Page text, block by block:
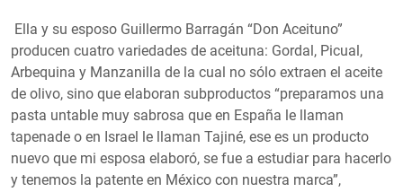
Ella y su esposo Guillermo Barragán “Don Aceituno”
producen cuatro variedades de aceituna: Gordal, Picual,
Arbequina y Manzanilla de la cual no sólo extraen el aceite
de olivo, sino que elaboran subproductos “preparamos una
pasta untable muy sabrosa que en España le llaman
tapenade o en Israel le llaman Tajiné, ese es un producto
nuevo que mi esposa elaboró, se fue a estudiar para hacerlo
y tenemos la patente en México con nuestra marca”,